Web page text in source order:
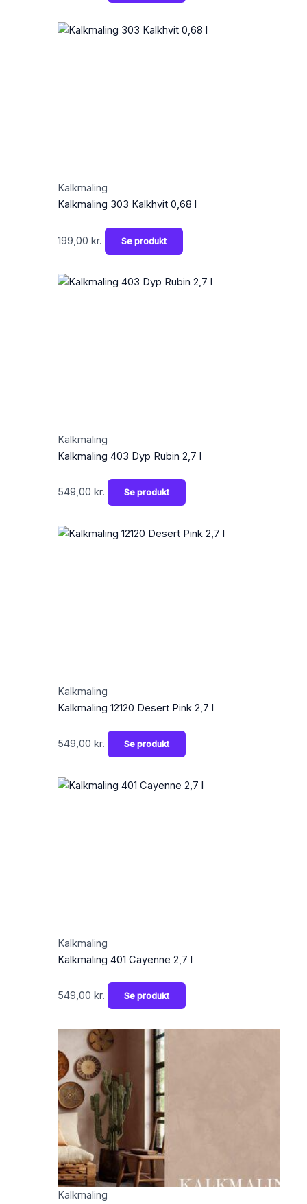
Kalkmaling
Kalkmaling 303 Kalkhvit 0,68 l
199,00 kr. Se produkt
Kalkmaling
Kalkmaling 403 Dyp Rubin 2,7 l
549,00 kr. Se produkt
Kalkmaling
Kalkmaling 12120 Desert Pink 2,7 l
549,00 kr. Se produkt
Kalkmaling
Kalkmaling 401 Cayenne 2,7 l
549,00 kr. Se produkt
Kalkmaling